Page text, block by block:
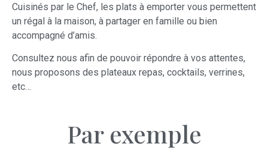
Cuisinés par le Chef, les plats à emporter vous permettent
un régal à la maison, à partager en famille ou bien
accompagné d’amis.
Consultez nous afin de pouvoir répondre à vos attentes,
nous proposons des plateaux repas, cocktails, verrines,
etc…
Par exemple